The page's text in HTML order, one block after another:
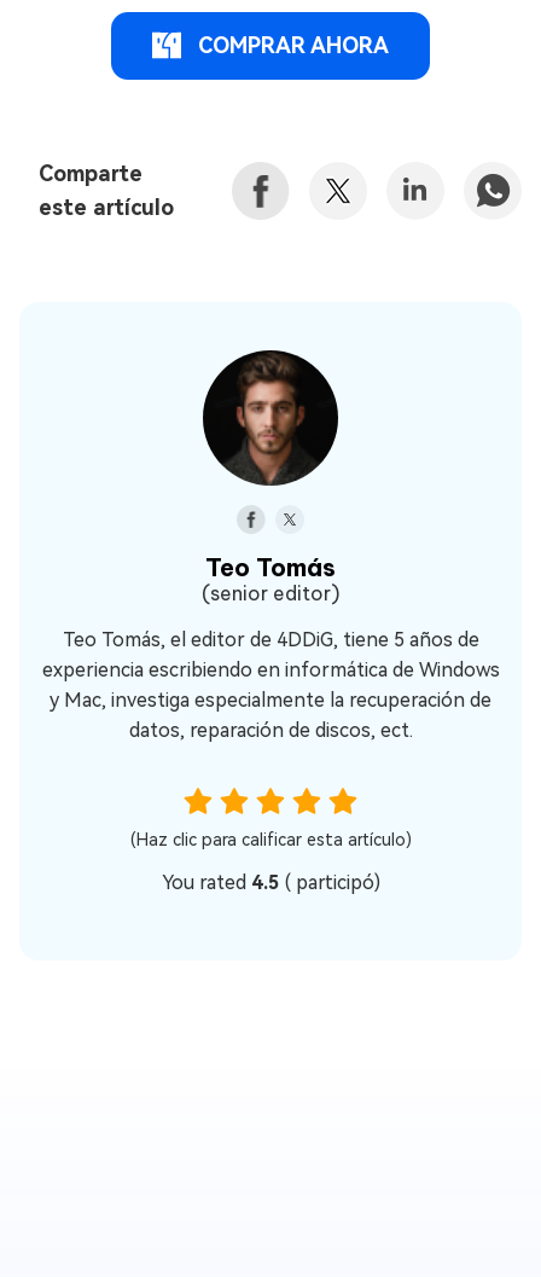
COMPRAR AHORA
Comparte
este artículo
Teo Tomás
(senior editor)
Teo Tomás, el editor de 4DDiG, tiene 5 años de
experiencia escribiendo en informática de Windows
y Mac, investiga especialmente la recuperación de
datos, reparación de discos, ect.
(Haz clic para calificar esta artículo)
You rated 4.5 (participó)